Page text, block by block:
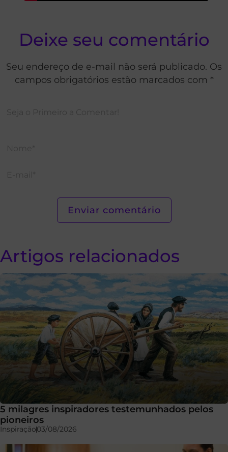
Deixe seu comentário
Seu endereço de e-mail não será publicado. Os
campos obrigatórios estão marcados com *
Artigos relacionados
5 milagres inspiradores testemunhados pelos
pioneiros
Inspiração03/08/2026